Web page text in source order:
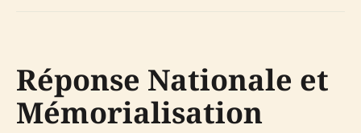
Réponse Nationale et
Mémorialisation